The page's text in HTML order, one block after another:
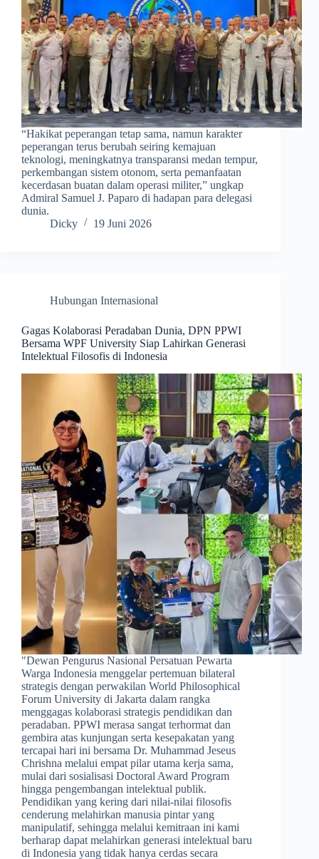
​“Hakikat peperangan tetap sama, namun karakter
peperangan terus berubah seiring kemajuan
teknologi, meningkatnya transparansi medan tempur,
perkembangan sistem otonom, serta pemanfaatan
kecerdasan buatan dalam operasi militer,” ungkap
Admiral Samuel J. Paparo di hadapan para delegasi
dunia.
Dicky
19 Juni 2026
Hubungan Internasional
Gagas Kolaborasi Peradaban Dunia, DPN PPWI
Bersama WPF University Siap Lahirkan Generasi
Intelektual Filosofis di Indonesia
​"Dewan Pengurus Nasional Persatuan Pewarta
Warga Indonesia menggelar pertemuan bilateral
strategis dengan perwakilan World Philosophical
Forum University di Jakarta dalam rangka
menggagas kolaborasi strategis pendidikan dan
peradaban. PPWI merasa sangat terhormat dan
gembira atas kunjungan serta kesepakatan yang
tercapai hari ini bersama Dr. Muhammad Jeseus
Chrishna melalui empat pilar utama kerja sama,
mulai dari sosialisasi Doctoral Award Program
hingga pengembangan intelektual publik.
Pendidikan yang kering dari nilai-nilai filosofis
cenderung melahirkan manusia pintar yang
manipulatif, sehingga melalui kemitraan ini kami
berharap dapat melahirkan generasi intelektual baru
di Indonesia yang tidak hanya cerdas secara